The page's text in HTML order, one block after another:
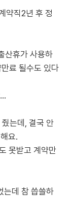
약직2년 후 정
산휴가 사용하
료 될수도 있다
는데, 결국 안
요.
못받고 계약만
는데 참 씁쓸하